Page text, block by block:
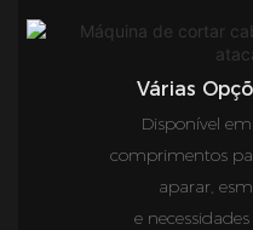
Várias
Disponível
comprimentos
aparar,
e